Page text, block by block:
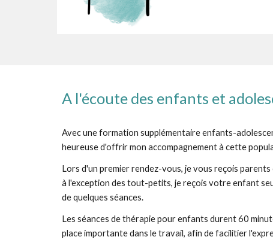
A l'écoute des enfants et
Avec une formation supplémentaire enfants-
heureuse d'offrir mon accompagnement à cette
Lors d'un premier rendez-vous, je vous reçois
à l'exception des tout-petits, je reçois votre enfant
de quelques séances.
Les séances de thérapie pour enfants durent 60
place importante dans le travail, afin de facilitier